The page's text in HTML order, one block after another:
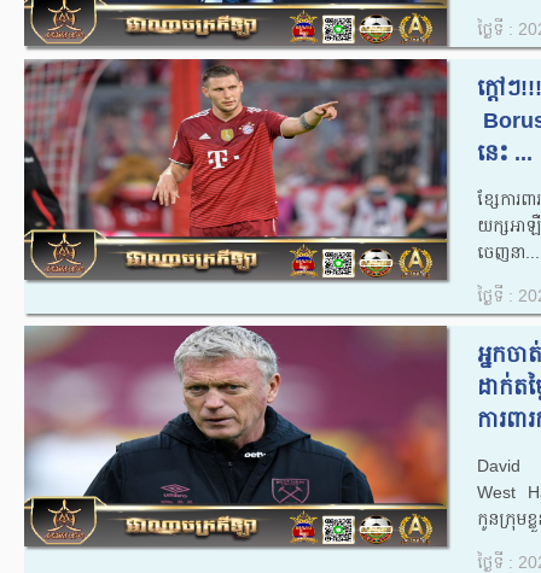
ថ្ងៃទី :
ក្តៅៗ
នេះ ...
ខ្សែកា
យក្សអា
ចេញនា...
ថ្ងៃទី :
អ្នកច
ដាក់ត
ការពា
David
West
កូនក្រុមខ្
ថ្ងៃទី :